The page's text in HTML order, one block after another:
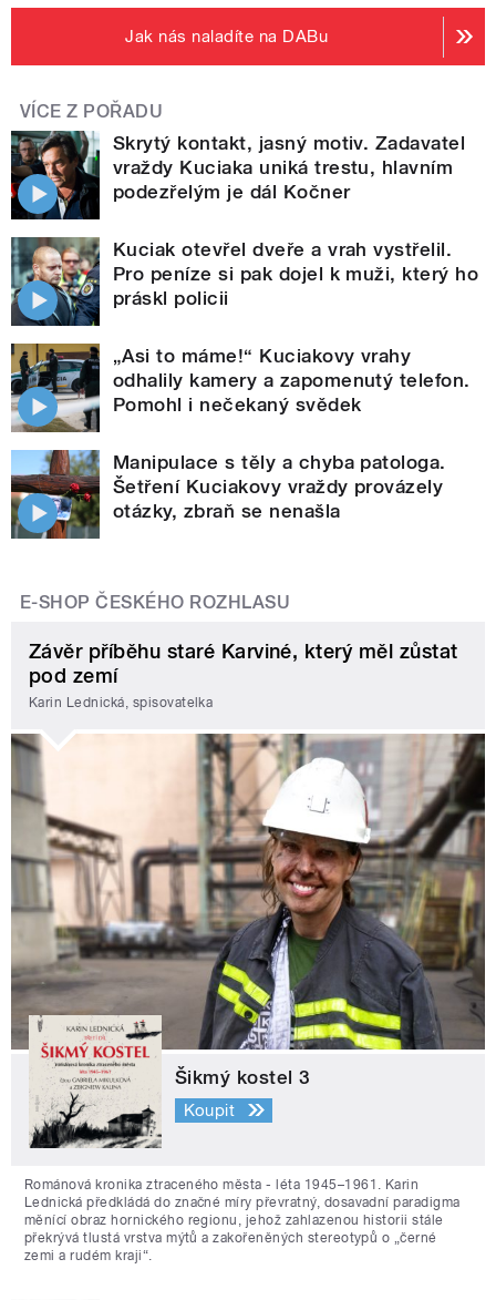
Jak nás naladíte na DABu
VÍCE Z POŘADU
Skrytý kontakt, jasný motiv. Zadavatel
vraždy Kuciaka uniká trestu, hlavním
podezřelým je dál Kočner
Kuciak otevřel dveře a vrah vystřelil.
Pro peníze si pak dojel k muži, který ho
práskl policii
„Asi to máme!“ Kuciakovy vrahy
odhalily kamery a zapomenutý telefon.
Pomohl i nečekaný svědek
Manipulace s těly a chyba patologa.
Šetření Kuciakovy vraždy provázely
otázky, zbraň se nenašla
E-SHOP ČESKÉHO ROZHLASU
Závěr příběhu staré Karviné, který měl zůstat
pod zemí
Karin Lednická, spisovatelka
Šikmý kostel 3
Koupit
Románová kronika ztraceného města - léta 1945–1961. Karin
Lednická předkládá do značné míry převratný, dosavadní paradigma
měnící obraz hornického regionu, jehož zahlazenou historii stále
překrývá tlustá vrstva mýtů a zakořeněných stereotypů o „černé
zemi a rudém kraji“.